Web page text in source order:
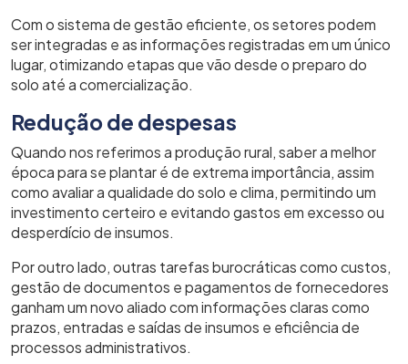
Com o sistema de gestão eficiente, os setores podem
ser integradas e as informações registradas em um único
lugar, otimizando etapas que vão desde o preparo do
solo até a comercialização.
Redução de despesas
Quando nos referimos a produção rural, saber a melhor
época para se plantar é de extrema importância, assim
como avaliar a qualidade do solo e clima, permitindo um
investimento certeiro e evitando gastos em excesso ou
desperdício de insumos.
Por outro lado, outras tarefas burocráticas como custos,
gestão de documentos e pagamentos de fornecedores
ganham um novo aliado com informações claras como
prazos, entradas e saídas de insumos e eficiência de
processos administrativos.